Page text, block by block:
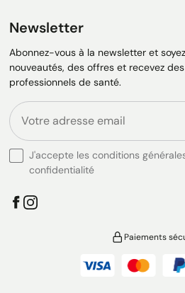
Newsletter
Abonnez-vous à la newsletter et
nouveautés, des offres et recevez
professionnels de santé.
J'accepte les conditions
confidentialité
Paiements